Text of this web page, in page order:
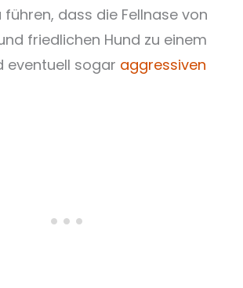
führen, dass die Fellnase von
friedlichen Hund zu einem
eventuell sogar aggressiven